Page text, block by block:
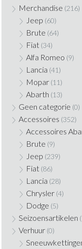
Merchandise (216)
Jeep (60)
Brute (64)
Fiat (34)
Alfa Romeo (9)
Lancia (41)
Mopar (11)
Abarth (13)
Geen categorie (0)
Accessoires (352)
Accessoires
Brute (9)
Jeep (239)
Fiat (86)
Lancia (28)
Chrysler (4)
Dodge (5)
Seizoensartikelen
Verhuur (0)